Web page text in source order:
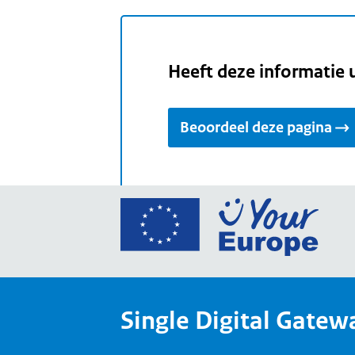
Heeft deze informatie
Beoordeel deze pagina
Ga
Your
Single Digital